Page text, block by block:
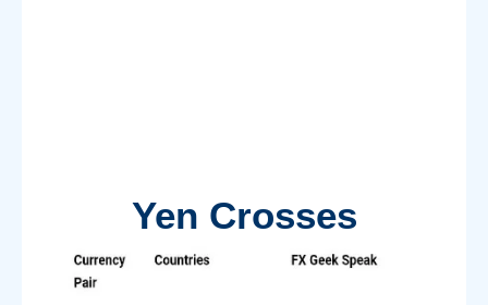
Yen Crosses